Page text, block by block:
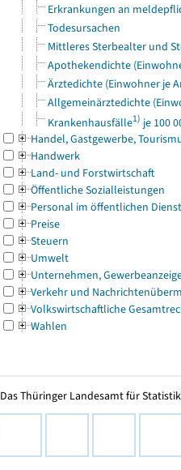
Erkrankungen an
Todesursachen
Mittleres Sterbealter und
Apothekendichte
Ärztedichte (Einwohner je
Allgemeinärztedichte
Krankenhausfälle1) je 100
Handel, Gastgewerbe,
Handwerk
Land- und Forstwirtschaft
Öffentliche Sozialleistungen
Personal im öffentlichen Dienst
Preise
Steuern
Umwelt
Unternehmen,
Verkehr und
Volkswirtschaftliche
Wahlen
Das Thüringer Landesamt für